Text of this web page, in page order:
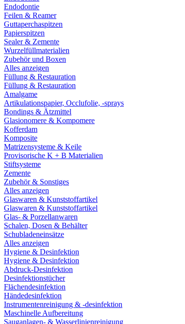
Endodontie
Feilen & Reamer
Guttaperchaspitzen
Papierspitzen
Sealer & Zemente
Wurzelfüllmaterialien
Zubehör und Boxen
Alles anzeigen
Füllung & Restauration
Füllung & Restauration
Amalgame
Artikulationspapier, Occlufolie, -sprays
Bondings & Ätzmittel
Glasionomere & Kompomere
Kofferdam
Komposite
Matrizensysteme & Keile
Provisorische K + B Materialien
Stiftsysteme
Zemente
Zubehör & Sonstiges
Alles anzeigen
Glaswaren & Kunststoffartikel
Glaswaren & Kunststoffartikel
Glas- & Porzellanwaren
Schalen, Dosen & Behälter
Schubladeneinsätze
Alles anzeigen
Hygiene & Desinfektion
Hygiene & Desinfektion
Abdruck-Desinfektion
Desinfektionstücher
Flächendesinfektion
Händedesinfektion
Instrumentenreinigung & -desinfektion
Maschinelle Aufbereitung
Sauganlagen- & Wasserlinienreinigung